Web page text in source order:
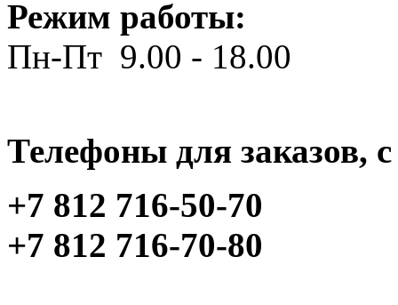
Режим работы:
Пн-Пт 9.00 - 18.00
Телефоны для заказов,
+7 812 716-50-70
+7 812 716-70-80